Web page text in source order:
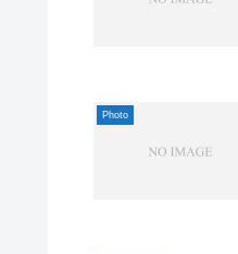
Photo